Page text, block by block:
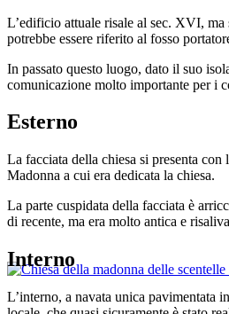
L’edificio attuale risale al sec. XVI,
potrebbe essere riferito al fosso
In passato questo luogo, dato il suo
comunicazione molto importante per i
Esterno
La facciata della chiesa si presenta
Madonna a cui era dedicata la chiesa.
La parte cuspidata della facciata è
di recente, ma era molto antica e
Interno
L’interno, a navata unica pavimentata